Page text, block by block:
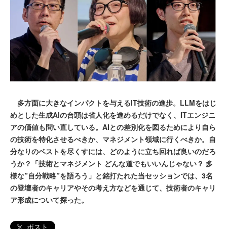
多方面に大きなインパクトを与えるIT技術の進歩。LLMをはじ
めとした生成AIの台頭は省人化を進めるだけでなく、ITエンジニ
アの価値も問い直している。AIとの差別化を図るためにより自ら
の技術を特化させるべきか、マネジメント領域に行くべきか。自
分なりのベストを尽くすには、どのように立ち回れば良いのだろ
うか？「技術とマネジメント どんな道でもいいんじゃない？ 多
様な”自分戦略”を語ろう」と銘打たれた当セッションでは、3名
の登壇者のキャリアやその考え方などを通じて、技術者のキャリ
ア形成について探った。
ポスト